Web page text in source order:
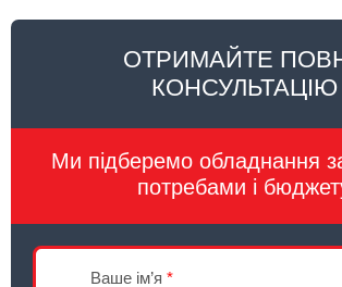
ОТРИМАЙТЕ
КОНСУЛЬТАЦІЮ
Ми підберемо обладнання
потребами і
Ваше ім’я *